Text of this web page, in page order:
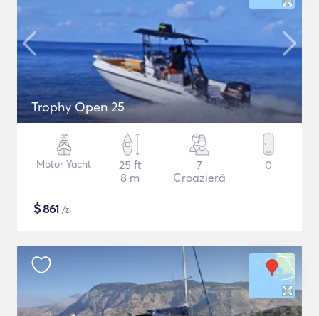
Trophy Open 25
Motor Yacht
25 ft
8 m
7
Croazieră
0
$861 /zi